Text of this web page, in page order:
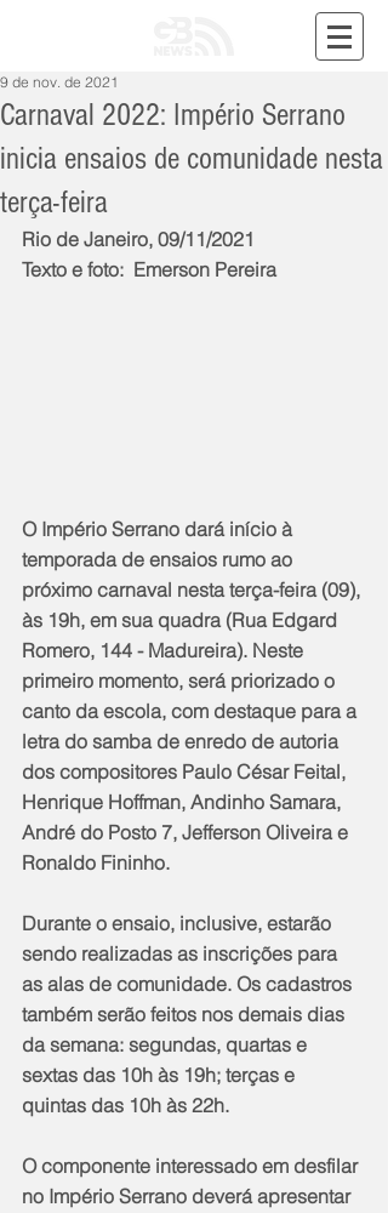
Carnaval 2022: Império Serrano
inicia ensaios de comunidade nesta
terça-feira
9 de nov. de 2021
Rio de Janeiro, 09/11/2021
Texto e foto:  Emerson Pereira
O Império Serrano dará início à
temporada de ensaios rumo ao
próximo carnaval nesta terça-feira (09),
às 19h, em sua quadra (Rua Edgard
Romero, 144 - Madureira). Neste
primeiro momento, será priorizado o
canto da escola, com destaque para a
letra do samba de enredo de autoria
dos compositores Paulo César Feital,
Henrique Hoffman, Andinho Samara,
André do Posto 7, Jefferson Oliveira e
Ronaldo Fininho.
Durante o ensaio, inclusive, estarão
sendo realizadas as inscrições para
as alas de comunidade. Os cadastros
também serão feitos nos demais dias
da semana: segundas, quartas e
sextas das 10h às 19h; terças e
quintas das 10h às 22h.
O componente interessado em desfilar
no Império Serrano deverá apresentar